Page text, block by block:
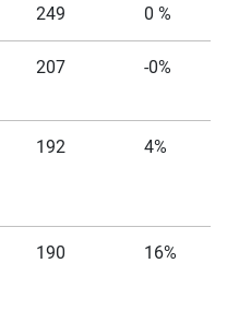
249 0 %
207 -0%
192 4%
190 16%